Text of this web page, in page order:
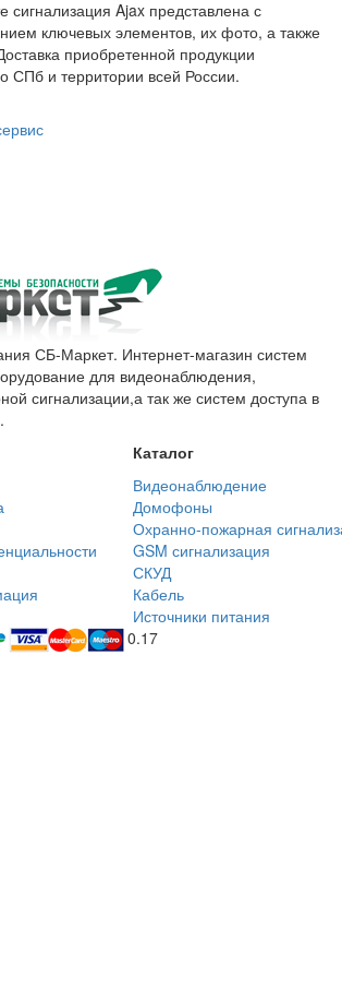
сигнализация Ajax представлена с
ключевых элементов, их фото, а также
приобретенной продукции
СПб и территории всей России.
СБ-Маркет. Интернет-магазин систем
для видеонаблюдения,
сигнализации,а так же систем доступа в
Каталог
Видеонаблюдение
Домофоны
Охранно-пожарная
GSM сигнализация
СКУД
Кабель
Источники питания
0.17